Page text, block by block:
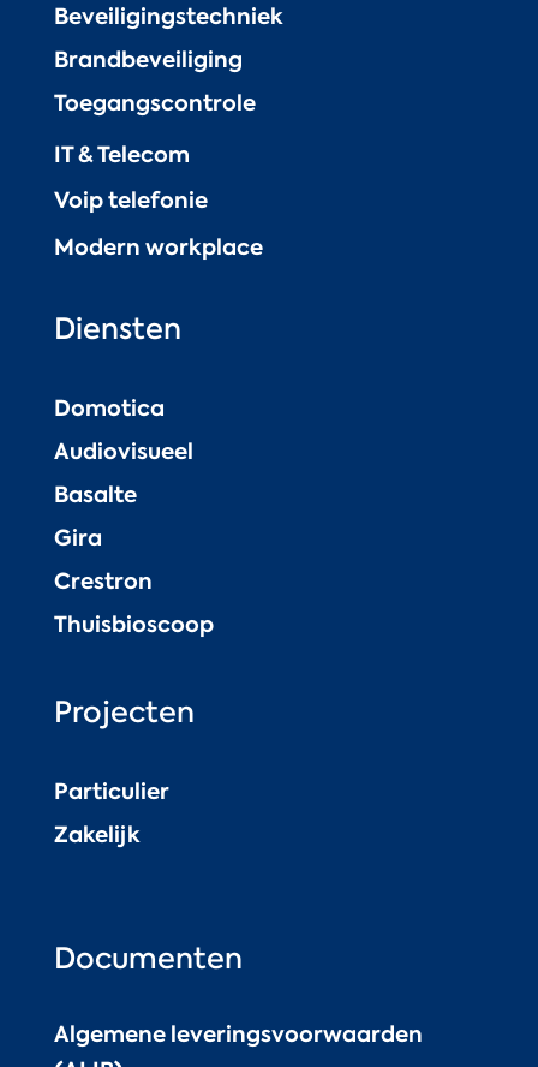
Beveiligingstechniek
Brandbeveiliging
Toegangscontrole
IT & Telecom
Voip telefonie
Modern workplace
Diensten
Domotica
Audiovisueel
Basalte
Gira
Crestron
Thuisbioscoop
Projecten
Particulier
Zakelijk
Documenten
Algemene leveringsvoorwaarden